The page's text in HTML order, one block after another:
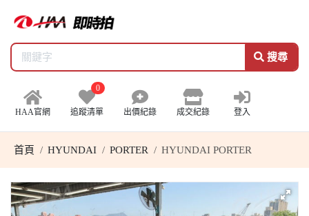
搜尋
HAA官網
0
追蹤清單 出價紀錄 成交紀錄 登入
首頁 HYUNDAI PORTER HYUNDAI PORTER